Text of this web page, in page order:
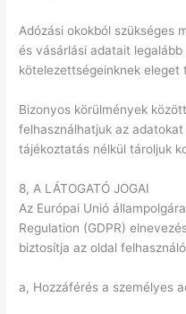
Adózási okokból szükséges
és vásárlási adatait
kötelezettségeinknek eleget
Bizonyos körülmények
felhasználhatjuk az
tájékoztatás nélkül tároljuk
8, A LÁTOGATÓ JOGAI
Az Európai Unió
Regulation (GDPR)
biztosítja az oldal
a, Hozzáférés a személyes